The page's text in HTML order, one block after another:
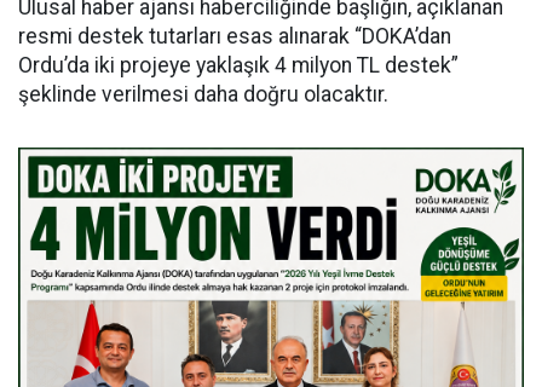
Ulusal haber ajansı haberciliğinde başlığın, açıklanan
resmi destek tutarları esas alınarak “DOKA’dan
Ordu’da iki projeye yaklaşık 4 milyon TL destek”
şeklinde verilmesi daha doğru olacaktır.